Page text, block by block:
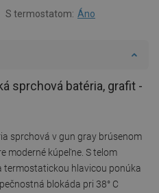
S termostatom: Áno
sprchová batéria, grafit -
sprchová v gun gray brúsenom
moderné kúpeľne. S telom
termostatickou hlavicou ponúka
blokáda pri 38° C